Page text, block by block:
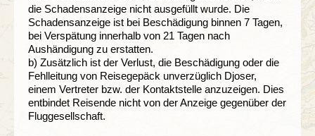
die Schadensanzeige nicht ausgefüllt wurde. Die
Schadensanzeige ist bei Beschädigung binnen 7 Tagen,
bei Verspätung innerhalb von 21 Tagen nach
Aushändigung zu erstatten.
b) Zusätzlich ist der Verlust, die Beschädigung oder die
Fehlleitung von Reisegepäck unverzüglich Djoser,
einem Vertreter bzw. der Kontaktstelle anzuzeigen. Dies
entbindet Reisende nicht von der Anzeige gegenüber der
Fluggesellschaft.